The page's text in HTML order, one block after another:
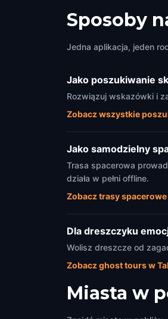
Sposoby
Jedna aplikacja, jeden
Jako poszukiwanie
Rozwiązuj wskazówki i
Zobacz wszystkie
Jako samodzielny
Trasa spacerowa
działa w pełni offline.
Zobacz trasy
Dla dreszczyku
Wolisz dreszcze od
Zobacz ghost tours w
Miasta w